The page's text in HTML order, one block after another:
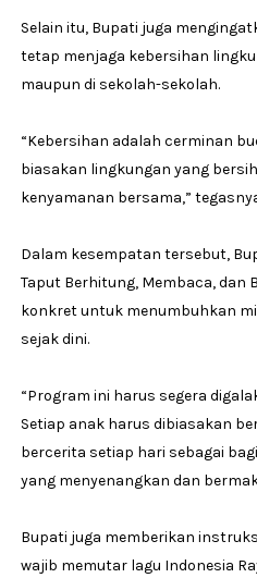
Selain itu, Bupati juga
tetap menjaga kebersihan
maupun di sekolah-sekolah.
“Kebersihan adalah cerminan
biasakan lingkungan yang
kenyamanan bersama,”
Dalam kesempatan tersebut,
Taput Berhitung, Membaca, dan
konkret untuk menumbuhkan
sejak dini.
“Program ini harus segera
Setiap anak harus dibiasakan
bercerita setiap hari sebagai
yang menyenangkan dan
Bupati juga memberikan
wajib memutar lagu Indonesia